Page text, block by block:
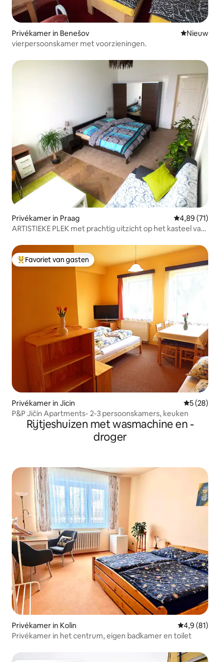
Privékamer in Benešov Nieuwe
Nieuw
vierpersoonskamer met voorzieningen.
Privékamer in Praag Gemiddelde
4,89 (71)
ARTISTIEKE PLEK met prachtig uitzicht op het kasteel van
Topfavoriet van gasten
Favoriet van gasten
Privékamer in Jicin
5 (28)
P&P Jičín Apartments- 2-3 persoonskamers, keuken
Rijtjeshuizen met wasmachine en -
droger
Privékamer in Kolin
4,9 (81)
Privékamer in het centrum, eigen badkamer en toilet